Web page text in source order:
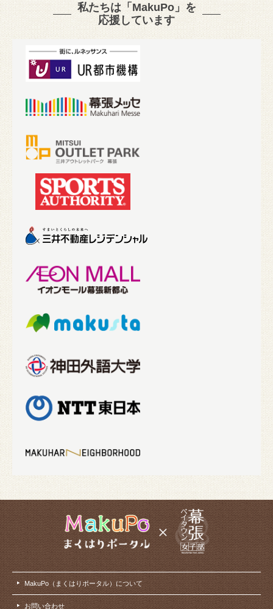
私たちは「MakuPo」を
応援しています
MakuPo（まくはりポータル）について
お問い合わせ